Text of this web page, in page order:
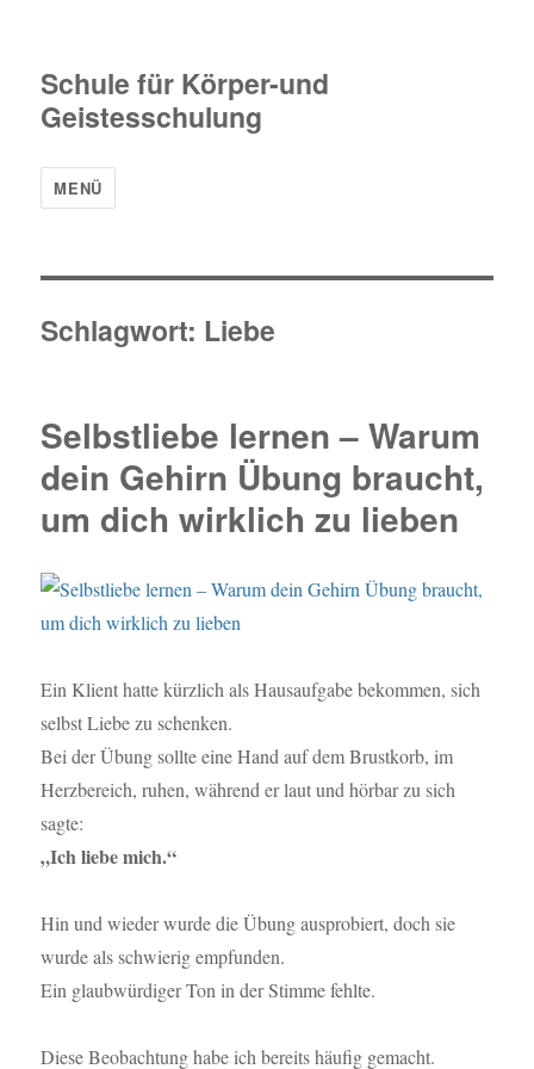
Schule für Körper-und
Geistesschulung
MENÜ
Schlagwort: Liebe
Selbstliebe lernen – Warum
dein Gehirn Übung braucht,
um dich wirklich zu lieben
Ein Klient hatte kürzlich als Hausaufgabe bekommen, sich
selbst Liebe zu schenken.
Bei der Übung sollte eine Hand auf dem Brustkorb, im
Herzbereich, ruhen, während er laut und hörbar zu sich
sagte:
„Ich liebe mich.“
Hin und wieder wurde die Übung ausprobiert, doch sie
wurde als schwierig empfunden.
Ein glaubwürdiger Ton in der Stimme fehlte.
Diese Beobachtung habe ich bereits häufig gemacht.